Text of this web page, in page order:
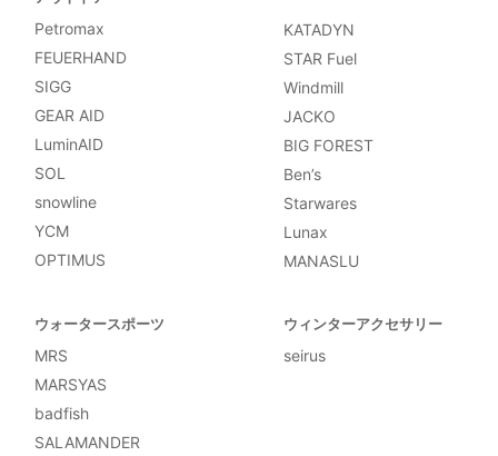
Petromax
FEUERHAND
SIGG
GEAR AID
LuminAID
SOL
snowline
YCM
OPTIMUS
KATADYN
STAR Fuel
Windmill
JACKO
BIG FOREST
Ben’s
Starwares
Lunax
MANASLU
ウォータースポーツ
MRS
MARSYAS
badfish
SALAMANDER
ウィンターアクセサリー
seirus